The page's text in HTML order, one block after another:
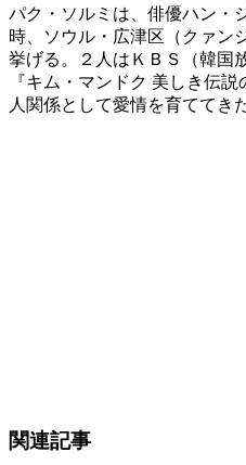
パク・ソルミは、俳優ハン・
時、ソウル・広津区（クァン
挙げる。２人はＫＢＳ（韓国
『キム・マンドク 美しき伝
人関係として愛情を育ててき
関連記事